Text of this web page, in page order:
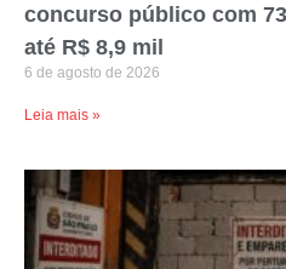
concurso público com
até R$ 8,9 mil
6 de agosto de 2026
Leia mais »